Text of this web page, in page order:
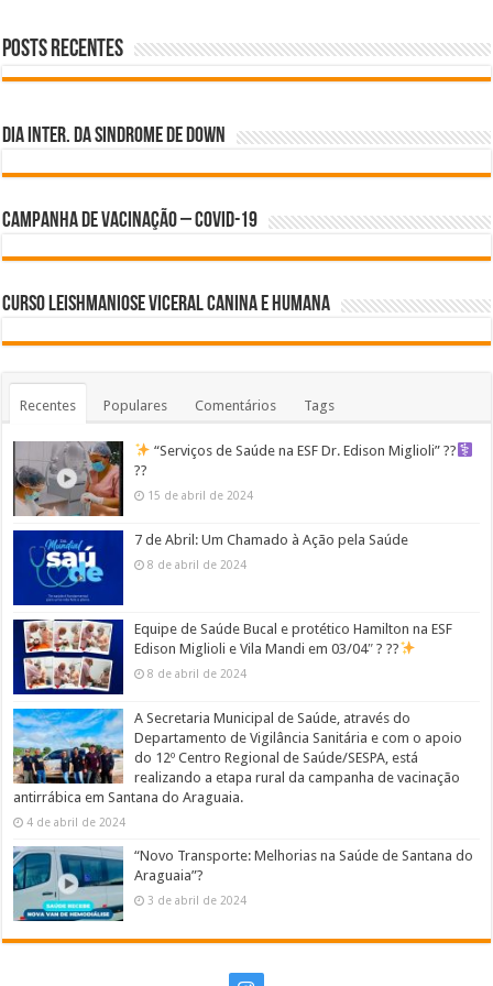
Posts Recentes
Dia inter. da Sindrome de Down
Campanha de Vacinação – Covid-19
Curso Leishmaniose Viceral Canina e Humana
Recentes Populares Comentários Tags
“Serviços de Saúde na ESF Dr. Edison Miglioli” ??‍
??
15 de abril de 2024
7 de Abril: Um Chamado à Ação pela Saúde
8 de abril de 2024
Equipe de Saúde Bucal e protético Hamilton na ESF
Edison Miglioli e Vila Mandi em 03/04″ ? ??
8 de abril de 2024
A Secretaria Municipal de Saúde, através do
Departamento de Vigilância Sanitária e com o apoio
do 12º Centro Regional de Saúde/SESPA, está
realizando a etapa rural da campanha de vacinação
antirrábica em Santana do Araguaia.
4 de abril de 2024
“Novo Transporte: Melhorias na Saúde de Santana do
Araguaia”?
3 de abril de 2024